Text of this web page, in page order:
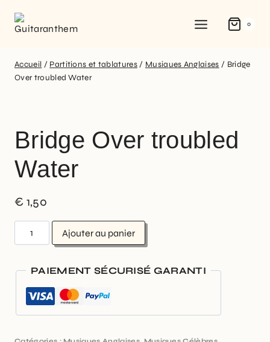
0
Accueil / Partitions et tablatures / Musiques Anglaises / Bridge
Over troubled Water
Bridge Over troubled
Water
€ 1,50
Ajouter au panier
PAIEMENT SÉCURISÉ GARANTI